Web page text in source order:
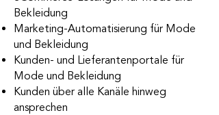
Bekleidung
Marketing-Automatisierung für Mode
und Bekleidung
Kunden- und Lieferantenportale für
Mode und Bekleidung
Kunden über alle Kanäle hinweg
ansprechen